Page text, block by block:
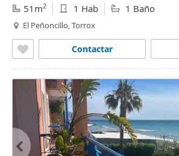
51m2 1 Hab 1 Baño
El Peñoncillo, Torrox
Contactar